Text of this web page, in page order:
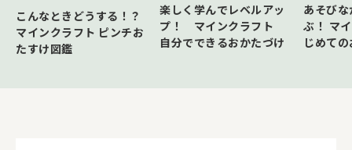
こんなときどうする！？
マインクラフト ピンチお
たすけ図鑑
楽しく学んでレベルアッ
プ！ マインクラフト
自分でできるおかたづけ
あそび
ぶ！ マ
じめて